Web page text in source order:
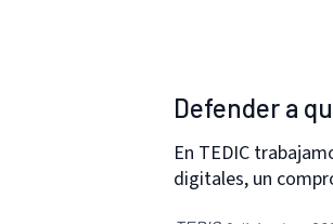
Defender a
En TEDIC
digitales, un